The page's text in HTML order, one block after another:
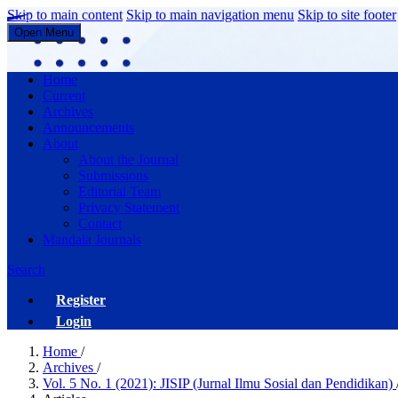
Skip to main content Skip to main navigation menu Skip to site footer
Open Menu
JISIP (Jurnal Ilmu Sosial dan Pendidikan)
Home
Current
Archives
Announcements
About
About the Journal
Submissions
Editorial Team
Privacy Statement
Contact
Mandala Journals
Search
Register
Login
Home /
Archives /
Vol. 5 No. 1 (2021): JISIP (Jurnal Ilmu Sosial dan Pendidikan)